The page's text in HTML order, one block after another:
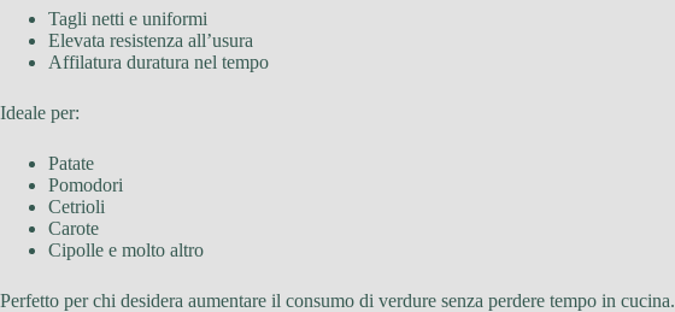
Tagli netti e uniformi
Elevata resistenza all’usura
Affilatura duratura nel tempo
Ideale per:
Patate
Pomodori
Cetrioli
Carote
Cipolle e molto altro
Perfetto per chi desidera aumentare il consumo di verdure senza perdere tempo in cucina.